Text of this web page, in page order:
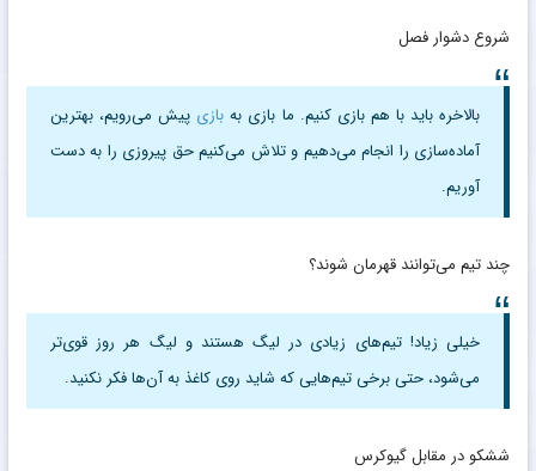
شروع دشوار فصل
بالاخره باید با هم بازی کنیم. ما بازی به بازی پیش می‌رویم، بهترین
آماده‌سازی را انجام می‌دهیم و تلاش می‌کنیم حق پیروزی را به دست
آوریم.
چند تیم می‌توانند قهرمان شوند؟
خیلی زیاد! تیم‌های زیادی در لیگ هستند و لیگ هر روز قوی‌تر
می‌شود، حتی برخی تیم‌هایی که شاید روی کاغذ به آن‌ها فکر نکنید.
ششکو در مقابل گیوکرس